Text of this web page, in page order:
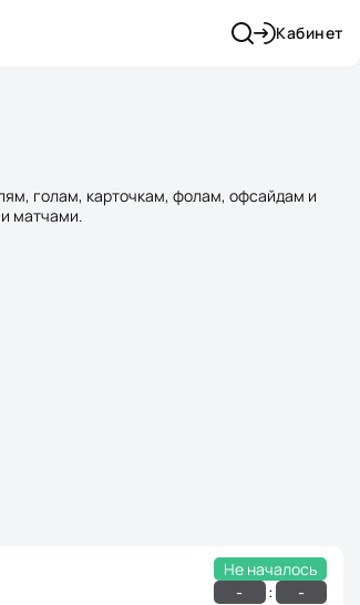
Кабинет
голам, карточкам, фолам, офсайдам и
матчами.
Не началось
- : -